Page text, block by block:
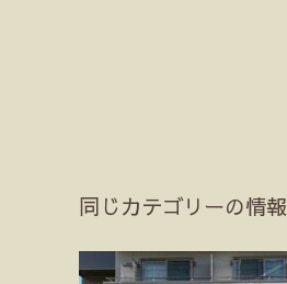
同じカテゴリーの情報